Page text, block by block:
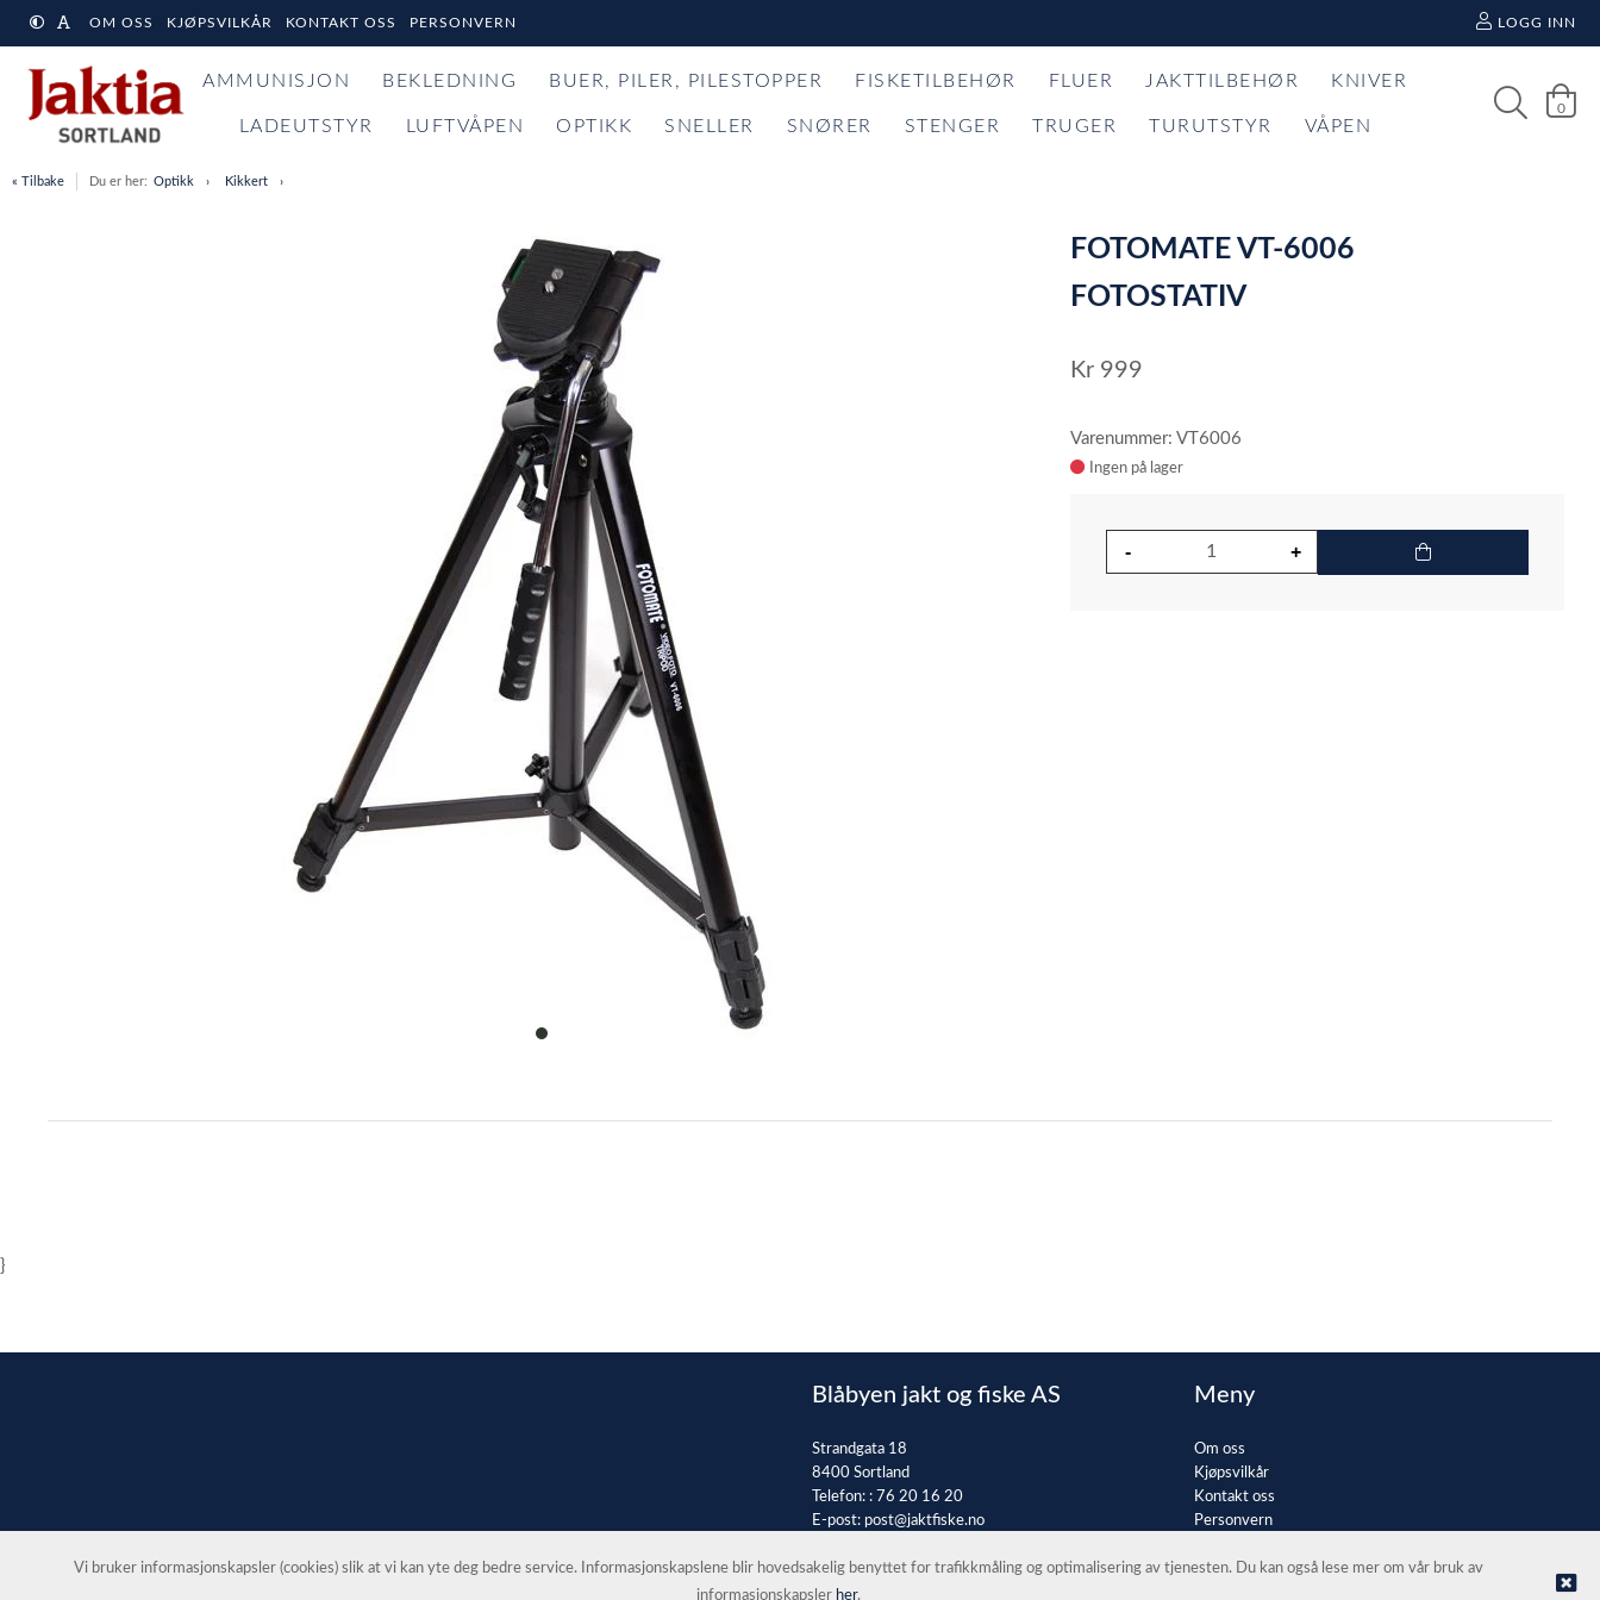
OM OSS KJØPSVILKÅR KONTAKT OSS PERSONVERN LOGG INN
AMMUNISJON BEKLEDNING BUER, PILER, PILESTOPPER FISKETILBEHØR FLUER JAKTTILBEHØR KNIVER
LADEUTSTYR LUFTVÅPEN OPTIKK SNELLER SNØRER STENGER TRUGER TURUTSTYR VÅPEN
0
« Tilbake Du er her: Optikk Kikkert
item
of
FOTOMATE VT-6006
FOTOSTATIV
Kr 999
Varenummer: VT6006
Ingen på lager
}
Blåbyen jakt og fiske AS
Strandgata 18
8400 Sortland
Telefon: : 76 20 16 20
E-post: post@jaktfiske.no
Meny
Om oss
Kjøpsvilkår
Kontakt oss
Personvern
Vi bruker informasjonskapsler (cookies) slik at vi kan yte deg bedre service. Informasjonskapslene blir hovedsakelig benyttet for trafikkmåling og optimalisering av tjenesten. Du kan også lese mer om vår bruk av
informasjonskapsler her.